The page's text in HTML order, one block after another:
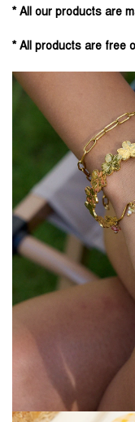
* All our products are
* All products are free